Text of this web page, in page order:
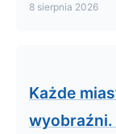
8 sierpnia 2026
Każde
wyobraźni.